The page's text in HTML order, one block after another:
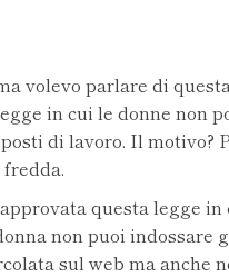
volevo parlare di
in cui le donne non
di lavoro. Il motivo?
questa legge in
non puoi indossare
sul web ma anche